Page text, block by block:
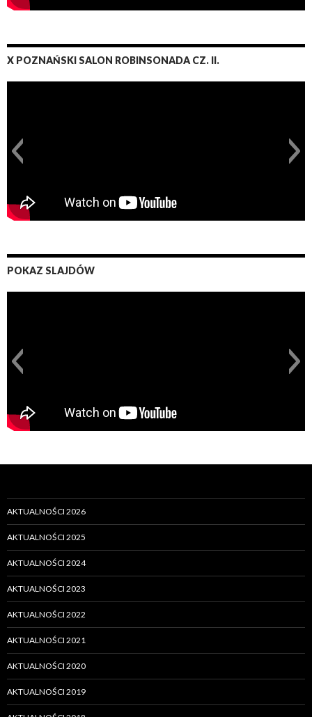
X POZNAŃSKI SALON ROBINSONADA CZ. II.
POKAZ SLAJDÓW
AKTUALNOŚCI 2026
AKTUALNOŚCI 2025
AKTUALNOŚCI 2024
AKTUALNOŚCI 2023
AKTUALNOŚCI 2022
AKTUALNOŚCI 2021
AKTUALNOŚCI 2020
AKTUALNOŚCI 2019